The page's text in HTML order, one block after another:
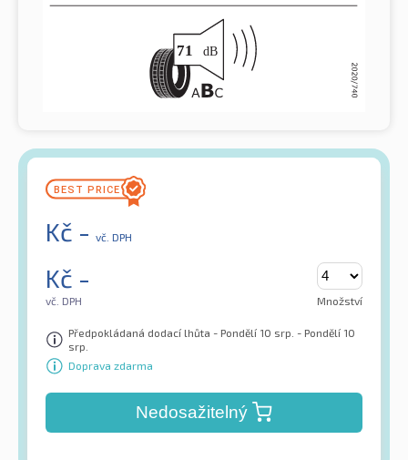
Kč - vč. DPH
Kč -
vč. DPH Množství
Předpokládaná dodací lhůta - Pondělí 10 srp. - Pondělí 10
srp.
Doprava zdarma
Nedosažitelný